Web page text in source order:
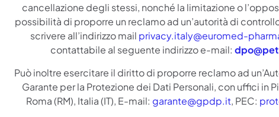
cancellazione degli stessi, nonché la limitazione o
possibilità di proporre un reclamo ad un’autorità di
scrivere all’indirizzo mail privacy.italy@euromed-
contattabile al seguente indirizzo e-mail:
Può inoltre esercitare il diritto di proporre reclamo ad
Garante per la Protezione dei Dati Personali, con uffici in
Roma (RM), Italia (IT), E-mail: garante@gpdp.it, PEC: